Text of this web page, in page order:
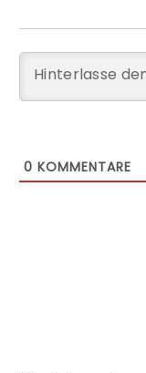
0 KOMMENTARE